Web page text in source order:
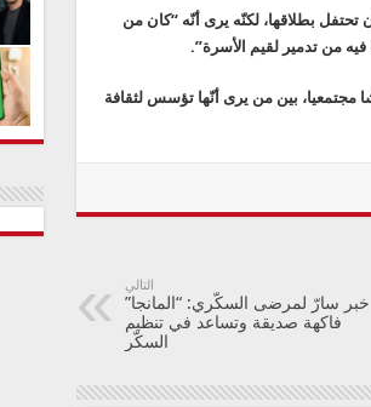
بطلاقها، لكنّه يرى أنّه “كان من
من تدمير لقيم الأسرة”.
مجتمعيا، بين من يرى أنّها تؤسس لثقافة
التالي
خبر سارّ لمرضى السكّري: “المانجا”
فاكهة صديقة وتساعد في تنظيم
السكّر